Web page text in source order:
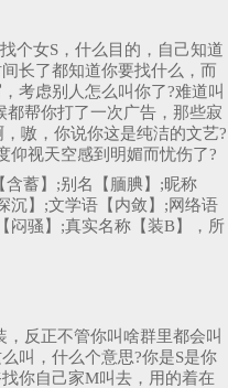
个女S，什么目的，自己知道
长了都知道你要找什么，而
考虑别人怎么叫你了?难道叫
帮你打了一次广告，那些寂
嗷，你说你这是纯洁的文艺?
仰视天空感到明媚而忧伤了?
蓄】;别名【腼腆】;昵称
沉】;文学语【内敛】;网络语
闷骚】;真实名称【装B】，所
反正不管你叫啥群里都会叫
叫，什么个意思?你是S是你
你自己家M叫去，用的着在